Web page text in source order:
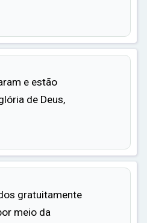
e estão
de Deus,
gratuitamente
meio da